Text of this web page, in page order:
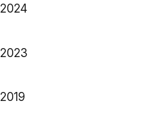
2024
2023
2019